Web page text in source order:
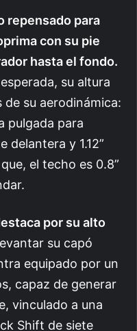
repensado para
con su pie
hasta el fondo.
su altura
de su aerodinámica:
pulgada para
delantera y 1.12”
el techo es 0.8”
por su alto
su capó
equipado por un
capaz de generar
vinculado a una
Shift de siete